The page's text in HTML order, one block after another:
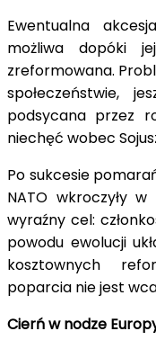
Ewentualna
możliwa dopóki
zreformowana.
społeczeństwie,
podsycana przez
niechęć wobec
Po sukcesie
NATO wkroczyły
wyraźny cel:
powodu ewolucji
kosztownych
poparcia nie jest
Cierń w nodze